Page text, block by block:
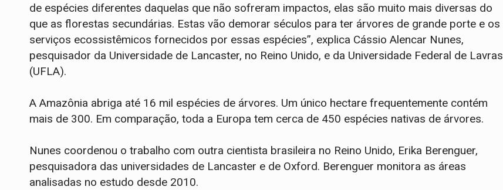
de espécies diferentes daquelas que não sofreram impactos, elas são muito mais diversas do
que as florestas secundárias. Estas vão demorar séculos para ter árvores de grande porte e os
serviços ecossistêmicos fornecidos por essas espécies”, explica Cássio Alencar Nunes,
pesquisador da Universidade de Lancaster, no Reino Unido, e da Universidade Federal de Lavras
(UFLA).
A Amazônia abriga até 16 mil espécies de árvores. Um único hectare frequentemente contém
mais de 300. Em comparação, toda a Europa tem cerca de 450 espécies nativas de árvores.
Nunes coordenou o trabalho com outra cientista brasileira no Reino Unido, Erika Berenguer,
pesquisadora das universidades de Lancaster e de Oxford. Berenguer monitora as áreas
analisadas no estudo desde 2010.